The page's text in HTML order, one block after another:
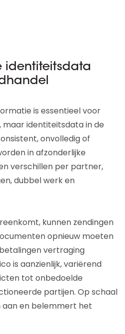
identiteitsdata
is essentieel voor
identiteitsdata in de
onvolledig of
in afzonderlijke
verschillen per partner,
dubbel werk en
kunnen zendingen
opnieuw moeten
vertraging
is aanzienlijk, variërend
tot onbedoelde
partijen. Op schaal
en belemmert het